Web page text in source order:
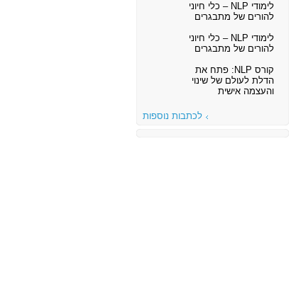
לימודי NLP – כלי חיוני
להורים של מתבגרים
לימודי NLP – כלי חיוני
להורים של מתבגרים
קורס NLP: פתח את
הדלת לעולם של שינוי
והעצמה אישית
לכתבות נוספות